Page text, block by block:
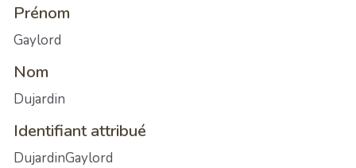
Prénom
Gaylord
Nom
Dujardin
Identifiant attribué
DujardinGaylord